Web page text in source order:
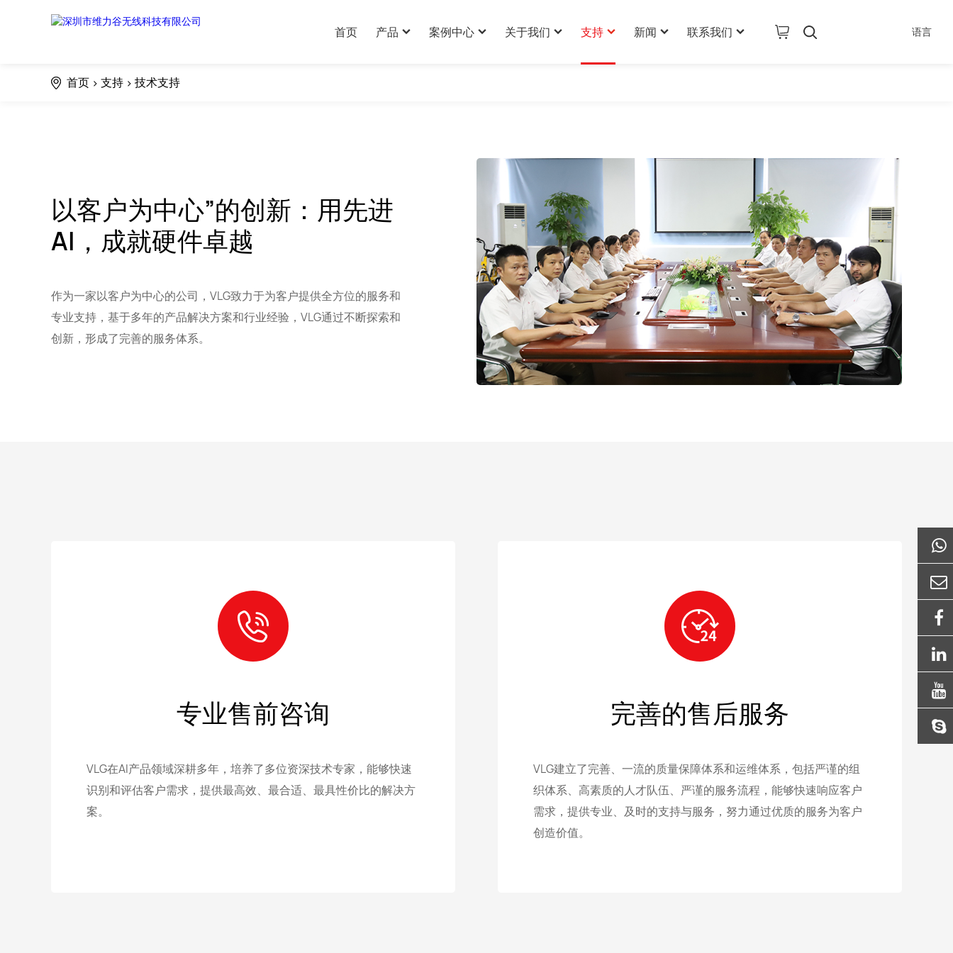
首页 产品 案例中心
AI其它产品案例
关于我们
服务优势
公司实力
发展历史
荣誉证书
全球业务
支持
下载中心
新闻
技术新闻
联系我们
加入我们
语言
致力于为客户提供专业支持
首页 > 支持 > 技术支持
以客户为中心”的创新：用先进
AI，成就硬件卓越
作为一家以客户为中心的公司，VLG致力于为客户提供全方位的服务和
专业支持，基于多年的产品解决方案和行业经验，VLG通过不断探索和
创新，形成了完善的服务体系。
专业售前咨询
VLG在AI产品领域深耕多年，培养了多位资深技术专家，能够快速
识别和评估客户需求，提供最高效、最合适、最具性价比的解决方
案。
完善的售后服务
VLG建立了完善、一流的质量保障体系和运维体系，包括严谨的组
织体系、高素质的人才队伍、严谨的服务流程，能够快速响应客户
需求，提供专业、及时的支持与服务，努力通过优质的服务为客户
创造价值。